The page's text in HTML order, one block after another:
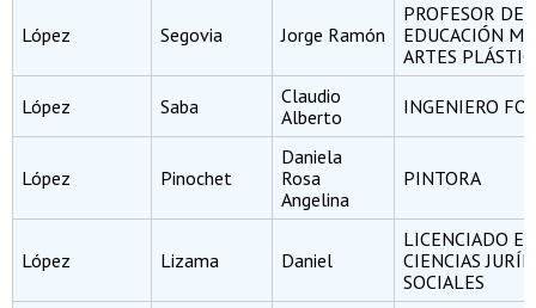
López Segovia Jorge Ramón
PROFESOR DE
EDUCACIÓN
ARTES
López Saba
Claudio
Alberto
INGENIERO
López Pinochet
Daniela
Rosa
Angelina
PINTORA
López Lizama Daniel
LICENCIADO EN
CIENCIAS
SOCIALES